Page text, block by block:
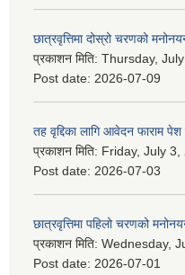
छात्रवृत्तिमा दोस्रो चरणको
प्रकाशन मिति: Thursday,
Post date: 2026-07-09
तह वृद्दिका लागि आवेदन फाराम पेश
प्रकाशन मिति: Friday, July
Post date: 2026-07-03
छात्रवृत्तिमा पहिलो चरणको
प्रकाशन मिति: Wednesday,
Post date: 2026-07-01